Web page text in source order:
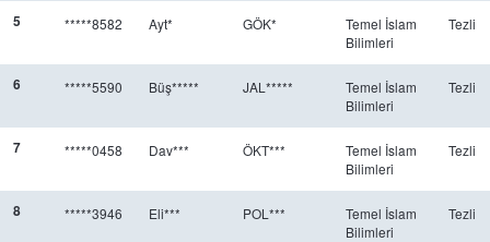
5 *****8582 Ayt* GÖK*
Temel İslam
Bilimleri
Tezli
6 *****5590 Büş***** JAL*****
Temel İslam
Bilimleri
Tezli
7 *****0458 Dav*** ÖKT***
Temel İslam
Bilimleri
Tezli
8 *****3946 Eli*** POL***
Temel İslam
Bilimleri
Tezli